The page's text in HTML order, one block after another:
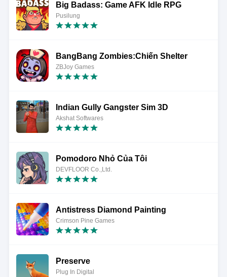
Big Badass: Game AFK Idle RPG
Pusilung
BangBang Zombies:Chiến Shelter
ZBJoy Games
Indian Gully Gangster Sim 3D
Akshat Softwares
Pomodoro Nhỏ Của Tôi
DEVFLOOR Co.,Ltd.
Antistress Diamond Painting
Crimson Pine Games
Preserve
Plug In Digital